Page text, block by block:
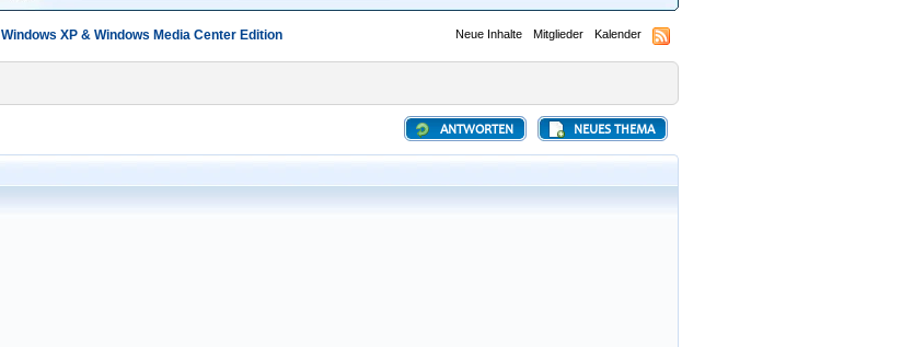
Windows XP & Windows Media Center Edition Neue Inhalte Mitglieder Kalender
NEUES THEMA
ANTWORTEN